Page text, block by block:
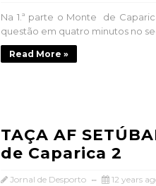
Na 1.ª parte o Monte de
questão em quatro minutos no
Read More »
TAÇA AF
de Caparica 2
Jornal de Desporto 12 years